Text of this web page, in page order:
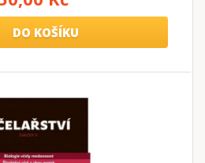
DO KOŠÍKU